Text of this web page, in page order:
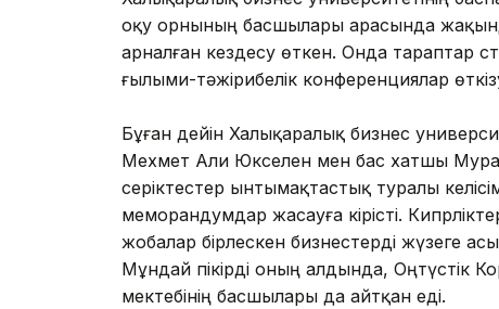
оқу орнының басшылары арасында
арналған кездесу өткен. Онда тараптар
ғылыми-тәжірибелік конференциялар
Бұған дейін Халықаралық бизнес
Мехмет Али Юкселен мен бас хатшы
серіктестер ынтымақтастық туралы
меморандумдар жасауға кірісті.
жобалар бірлескен бизнестерді жүзеге
Мұндай пікірді оның алдында, Оңтүстік
мектебінің басшылары да айтқан еді.